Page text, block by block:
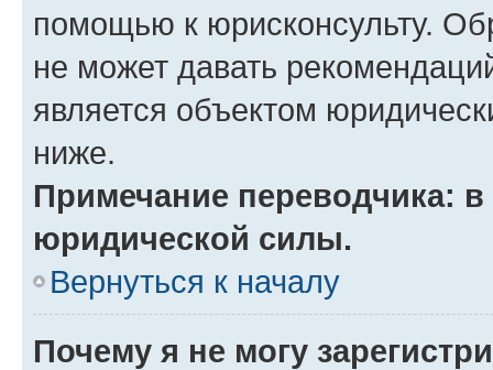
помощью к юрисконсульту.
не может давать
является объектом
ниже.
Примечание переводчика:
юридической силы.
Вернуться к началу
Почему я не могу